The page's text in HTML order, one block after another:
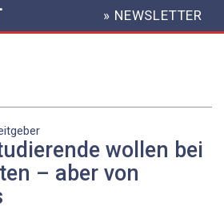
HEADER
MENU
» NEWSLETTER
wollen bei
– aber von